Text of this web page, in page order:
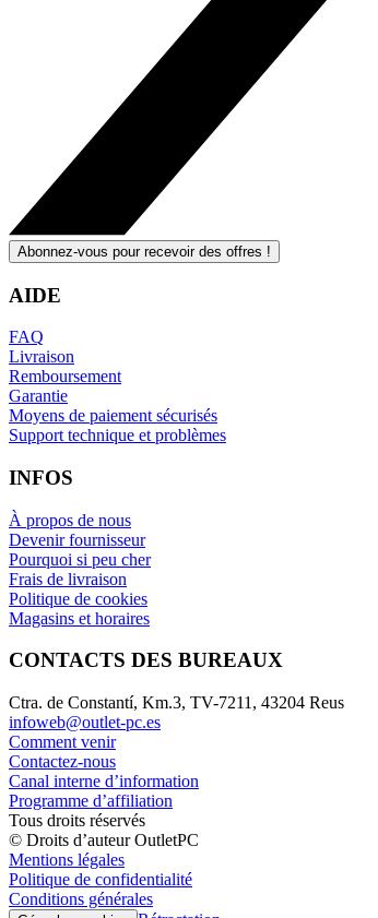
Abonnez-vous pour recevoir des offres !
AIDE
FAQ
Livraison
Remboursement
Garantie
Moyens de paiement sécurisés
Support technique et problèmes
INFOS
À propos de nous
Devenir fournisseur
Pourquoi si peu cher
Frais de livraison
Politique de cookies
Magasins et horaires
CONTACTS DES BUREAUX
Ctra. de Constantí, Km.3, TV-7211, 43204 Reus
infoweb@outlet-pc.es
Comment venir
Contactez-nous
Canal interne d’information
Programme d’affiliation
Tous droits réservés
© Droits d’auteur OutletPC
Mentions légales
Politique de confidentialité
Conditions générales